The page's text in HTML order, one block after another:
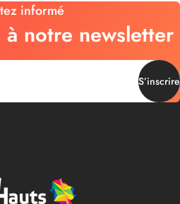
informé
à notre newsletter
S’inscrire